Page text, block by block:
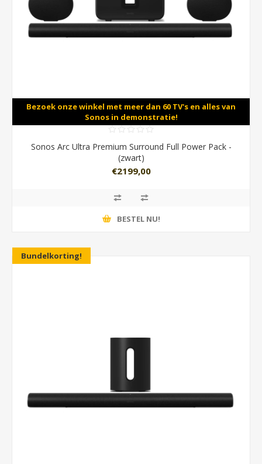
Bezoek onze winkel met meer dan 60 TV's en alles van
Sonos in demonstratie!
Sonos Arc Ultra Premium Surround Full Power Pack -
(zwart)
€2199,00
BESTEL NU!
Bundelkorting!